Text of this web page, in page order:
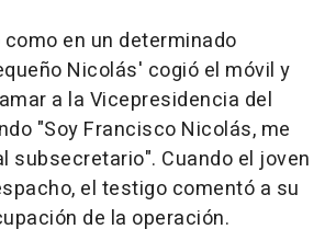
en un determinado
Nicolás' cogió el móvil y
a la Vicepresidencia del
"Soy Francisco Nicolás, me
subsecretario". Cuando el joven
el testigo comentó a su
de la operación.